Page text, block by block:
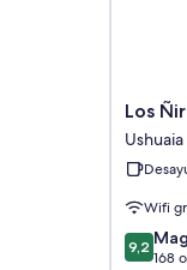
beneficios como ropa
de tocador
Los
Ñires
Ushuaia
Ushuaia
Los
Ushuaia
Wifi
9.2
de
9,2
168